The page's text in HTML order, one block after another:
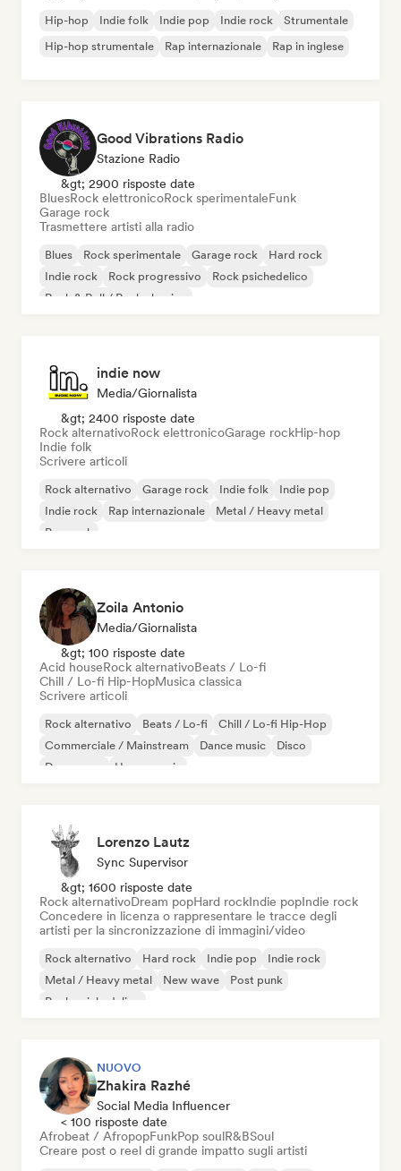
Hip-hop Indie folk Indie pop Indie rock
Strumentale
Hip-hop strumentale
Rap internazionale Rap in inglese
Good Vibrations Radio
Stazione Radio
&gt; 2900 risposte date
BluesRock elettronicoRock sperimentaleFunk
Garage rock
Trasmettere artisti alla radio
Blues Rock sperimentale Garage rock
Hard rock
Indie rock
Rock progressivo
Rock psichedelico
Rock & Roll / Rock classico
indie now
Media/Giornalista
&gt; 2400 risposte date
Rock alternativoRock elettronicoGarage rockHip-hop
Indie folk
Scrivere articoli
Rock alternativo Garage rock Indie folk
Indie pop
Indie rock
Rap internazionale
Metal / Heavy metal
Pop rock
Zoila Antonio
Media/Giornalista
&gt; 100 risposte date
Acid houseRock alternativoBeats / Lo-fi
Chill / Lo-fi Hip-HopMusica classica
Scrivere articoli
Rock alternativo Beats / Lo-fi
Chill / Lo-fi Hip-Hop
Commerciale / Mainstream
Dance music
Disco
Dream pop
House music
Lorenzo Lautz
Sync Supervisor
&gt; 1600 risposte date
Rock alternativoDream popHard rockIndie popIndie rock
Concedere in licenza o rappresentare le tracce degli
artisti per la sincronizzazione di immagini/video
Rock alternativo Hard rock Indie pop
Indie rock
Metal / Heavy metal
New wave
Post punk
Rock psichedelico
NUOVO
Zhakira Razhé
Social Media Influencer
< 100 risposte date
Afrobeat / AfropopFunkPop soulR&BSoul
Creare post o reel di grande impatto sugli artisti